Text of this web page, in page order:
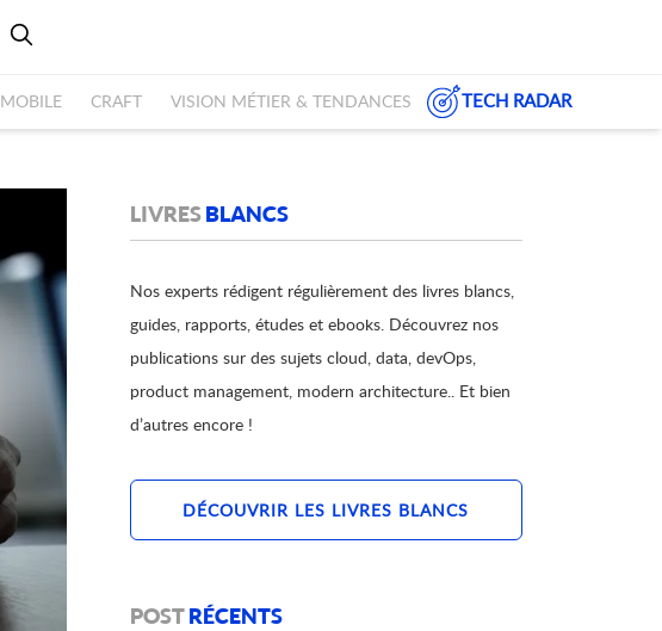
MOBILE CRAFT VISION MÉTIER & TENDANCES TECH RADAR
LIVRESBLANCS
Nos experts rédigent régulièrement des livres blancs,
guides, rapports, études et ebooks. Découvrez nos
publications sur des sujets cloud, data, devOps,
product management, modern architecture.. Et bien
d’autres encore !
DÉCOUVRIR LES LIVRES BLANCS
POSTRÉCENTS